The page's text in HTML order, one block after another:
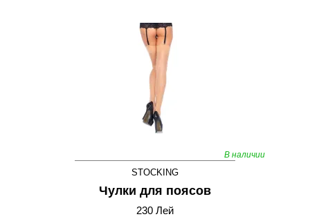
В наличии
STOCKING
Чулки для поясов
230 Лей